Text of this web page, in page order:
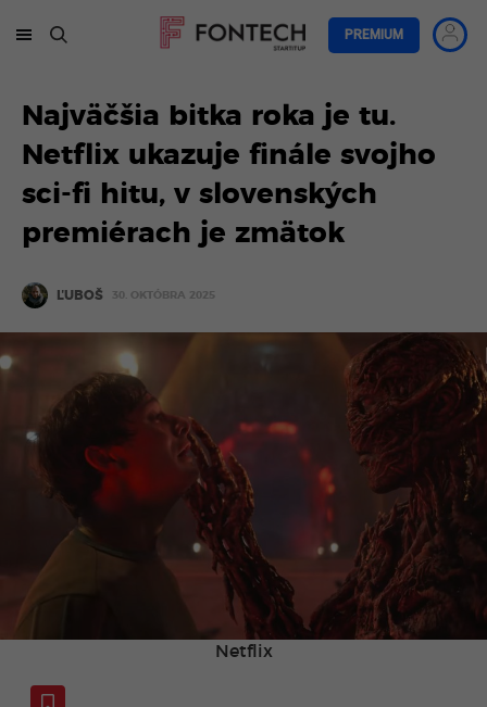
PREMIUM
Najväčšia bitka roka je tu.
Netflix ukazuje finále svojho
sci-fi hitu, v slovenských
premiérach je zmätok
ĽUBOŠ 30. OKTÓBRA 2025
Netflix